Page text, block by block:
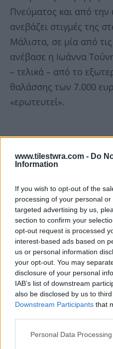
www.tilestwra.com - Do
Information
If you wish to opt-out of the
processing of your personal
targeted advertising by us,
section to confirm your
opt-out request is processed
interest-based ads based on
us or personal information
your opt-out. You may
disclosure of your personal
IAB’s list of downstream
also be disclosed by us to
Downstream Participants that
Personal Data
Πνεύματος και από
ανεβάζει στιγμές της
Μάλιστα, σε μία από
ανέβασε η Ιωάννα
– τελικά – από το
θαλάσσης των 7.000
«ερωτευτεί».